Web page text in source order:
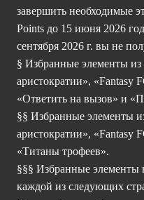
завершить необходимые
Points до 15 июня 2026
сентября 2026 г. вы не
§ Избранные элементы
аристократии», «Fantasy
«Ответить на вызов» и
§§ Избранные элементы
аристократии», «Fantasy
«Титаны трофеев».
§§§ Избранные элементы
каждой из следующих